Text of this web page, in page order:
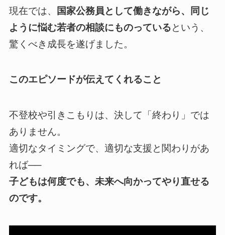
現在では、
国家公務員として働きながら、同じ
ように悩む若者の相談にものっているという、
驚くべき成長を遂げました。
このエピソードが伝えてくれること
不登校や引きこもりは、決して「終わり」では
ありません。
適切なタイミングで、適切な支援と関わりがあ
れば──
子どもは何度でも、未来へ向かってやり直せる
のです。